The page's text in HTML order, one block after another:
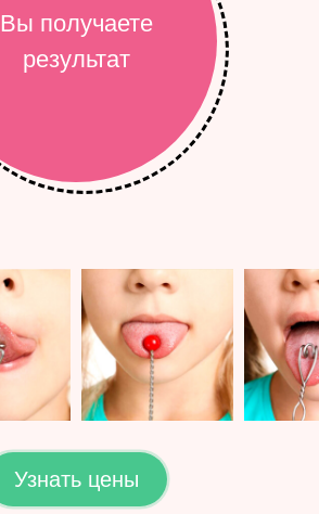
Вы получаете
результат
Узнать цены